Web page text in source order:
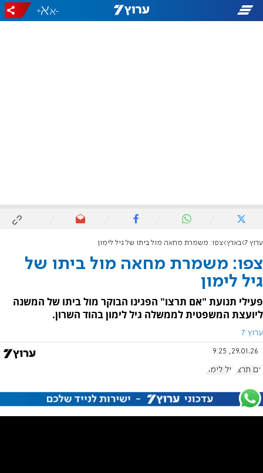
-
+
ערוץ 7 בארץ צפו: משמרת מחאה מול ביתו של גיל לימון
צפו: משמרת מחאה מול ביתו של
גיל לימון
פעילי תנועת "אם תרצו" הפגינו הבוקר מול ביתו של המשנה
ליועצת המשפטית לממשלה גיל לימון בהוד השרון.
ערוץ 7
29.01.26, 9:25
אם תרצו גיל לימון